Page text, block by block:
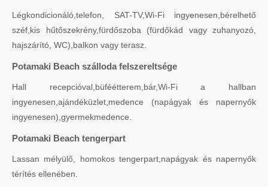
Légkondicionáló,telefon, SAT-TV,Wi-Fi ingyenesen,bérelhető
széf,kis hűtőszekrény,fürdőszoba (fürdőkád vagy zuhanyozó,
hajszárító, WC),balkon vagy terasz.
Potamaki Beach szálloda felszereltsége
Hall recepcióval,büféétterem,bár,Wi-Fi a hallban
ingyenesen,ajándéküzlet,medence (napágyak és napernyők
ingyenesen),gyermekmedence.
Potamaki Beach tengerpart
Lassan mélyülő, homokos tengerpart,napágyak és napernyők
térítés ellenében.